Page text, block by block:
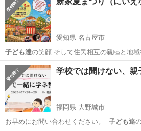
愛知県 名古屋市
子ども達の笑顔 そして住民相互の親睦と地域
愛知 名古屋市 地域/お祭り まつ
学校では聞けない、親
福岡県 大野城市
お早めにお問い合わせください。 ⁡ 子ども達